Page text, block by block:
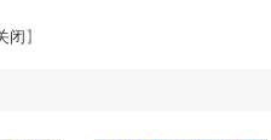
闭 】